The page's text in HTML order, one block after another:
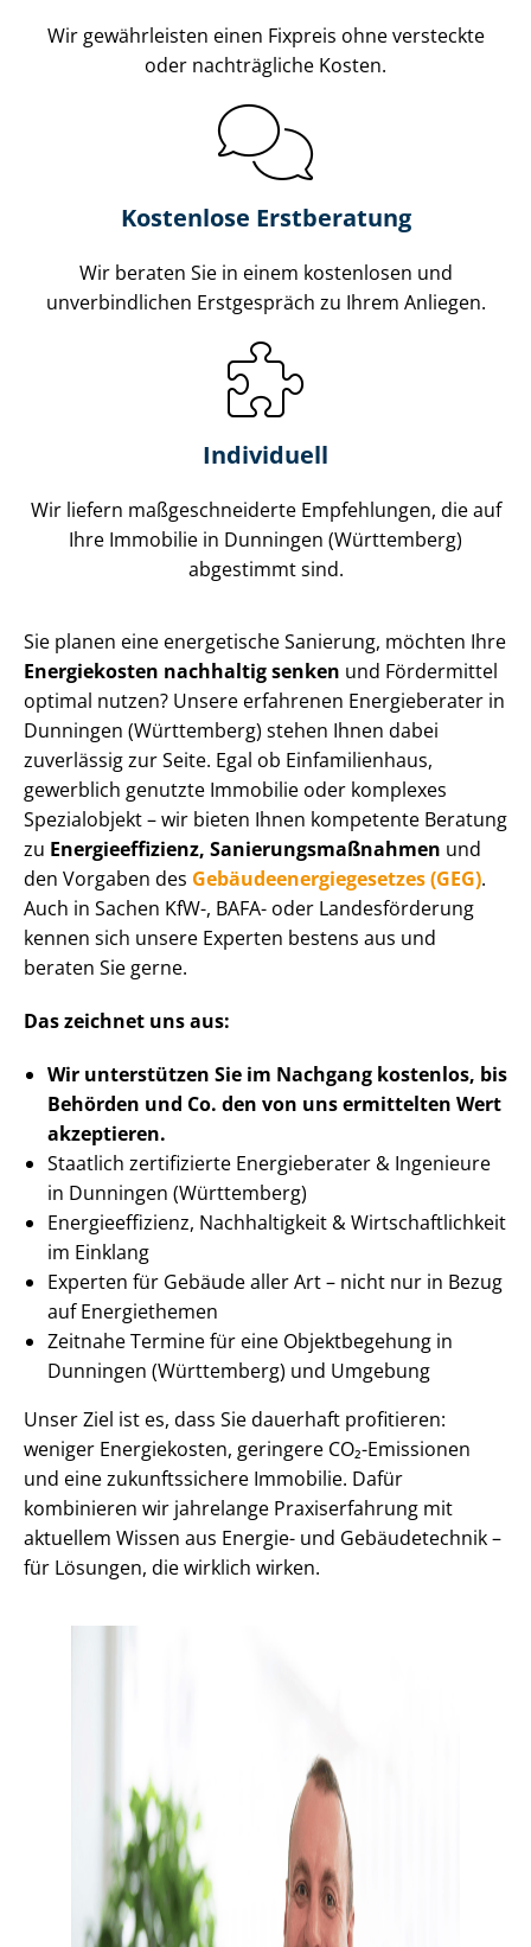
Wir gewährleisten einen Fixpreis ohne versteckte
oder nachträgliche Kosten.
Kostenlose Erstberatung
Wir beraten Sie in einem kostenlosen und
unverbindlichen Erstgespräch zu Ihrem Anliegen.
Individuell
Wir liefern maß­ge­schnei­der­te Empfehlungen, die auf
Ihre Immobilie in Dunningen (Württemberg)
abgestimmt sind.
Sie planen eine energetische Sanierung, möchten Ihre
Energiekosten nachhaltig senken und Fördermittel
optimal nutzen? Unsere erfahrenen Energieberater in
Dunningen (Württemberg) stehen Ihnen dabei
zuverlässig zur Seite. Egal ob Einfamilienhaus,
gewerblich genutzte Immobilie oder komplexes
Spezialobjekt – wir bieten Ihnen kompetente Beratung
zu En­er­gie­ef­fi­zi­enz, Sa­nie­rungs­maß­nah­men und
den Vorgaben des Ge­bäu­de­en­er­gie­ge­set­zes (GEG).
Auch in Sachen KfW-, BAFA- oder Landesförderung
kennen sich unsere Experten bestens aus und
beraten Sie gerne.
Das zeichnet uns aus:
Wir unterstützen Sie im Nachgang kostenlos, bis
Behörden und Co. den von uns ermittelten Wert
akzeptieren.
Staatlich zertifizierte Energieberater & Ingenieure
in Dunningen (Württemberg)
En­er­gie­ef­fi­zi­enz, Nachhaltigkeit & Wirt­schaft­lich­keit
im Einklang
Experten für Gebäude aller Art – nicht nur in Bezug
auf Energiethemen
Zeitnahe Termine für eine Objektbegehung in
Dunningen (Württemberg) und Umgebung
Unser Ziel ist es, dass Sie dauerhaft profitieren:
weniger Energiekosten, geringere CO₂-Emissionen
und eine zukunftssichere Immobilie. Dafür
kombinieren wir jahrelange Praxiserfahrung mit
aktuellem Wissen aus Energie- und Gebäudetechnik –
für Lösungen, die wirklich wirken.